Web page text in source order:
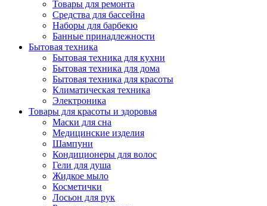
Товары для ремонта
Средства для бассейна
Наборы для барбекю
Банные принадлежности
Бытовая техника
Бытовая техника для кухни
Бытовая техника для дома
Бытовая техника для красоты
Климатическая техника
Электроника
Товары для красоты и здоровья
Маски для сна
Медицинские изделия
Шампуни
Кондиционеры для волос
Гели для душа
Жидкое мыло
Косметички
Лосьон для рук